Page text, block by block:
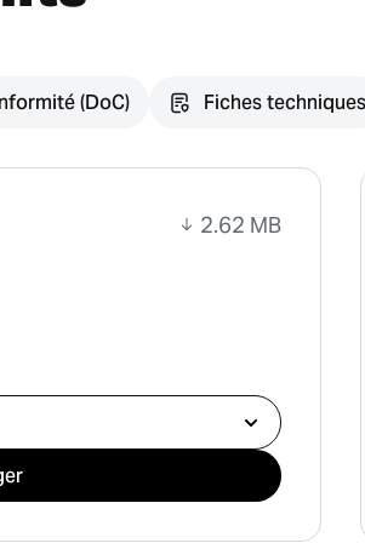
(DoC) Fiches techniques
2.62 MB